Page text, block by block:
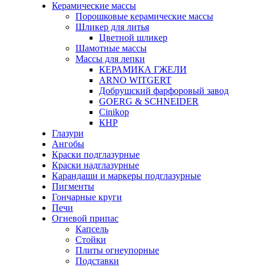
Керамические массы
Порошковые керамические массы
Шликер для литья
Цветной шликер
Шамотные массы
Массы для лепки
КЕРАМИКА ГЖЕЛИ
ARNO WITGERT
Добрушский фарфоровый завод
GOERG & SCHNEIDER
Cinikop
КНР
Глазури
Ангобы
Краски подглазурные
Краски надглазурные
Карандаши и маркеры подглазурные
Пигменты
Гончарные круги
Печи
Огневой припас
Капсель
Стойки
Плиты огнеупорные
Подставки